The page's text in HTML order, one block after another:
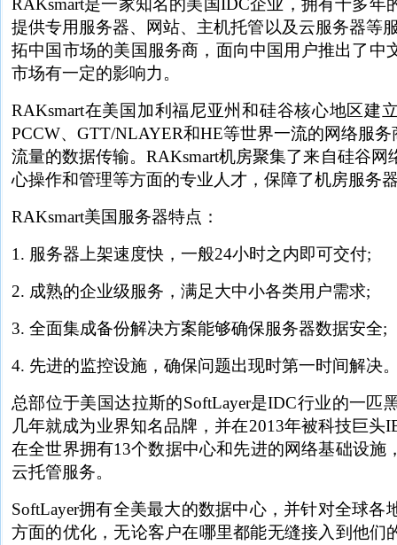
RAKsmart是一家知名的美国IDC企业，拥有十多年
提供专用服务器、网站、主机托管以及云服务器等
拓中国市场的美国服务商，面向中国用户推出了中
市场有一定的影响力。
RAKsmart在美国加利福尼亚州和硅谷核心地区建
PCCW、GTT/NLAYER和HE等世界一流的网络服
流量的数据传输。RAKsmart机房聚集了来自硅谷网
心操作和管理等方面的专业人才，保障了机房服务
RAKsmart美国服务器特点：
1. 服务器上架速度快，一般24小时之内即可交付;
2. 成熟的企业级服务，满足大中小各类用户需求;
3. 全面集成备份解决方案能够确保服务器数据安全;
4. 先进的监控设施，确保问题出现时第一时间解决
总部位于美国达拉斯的SoftLayer是IDC行业的一匹
几年就成为业界知名品牌，并在2013年被科技巨头
在全世界拥有13个数据中心和先进的网络基础设施
云托管服务。
SoftLayer拥有全美最大的数据中心，并针对全球各
方面的优化，无论客户在哪里都能无缝接入到他们